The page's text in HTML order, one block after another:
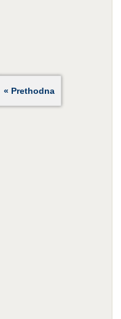
« Prethodna